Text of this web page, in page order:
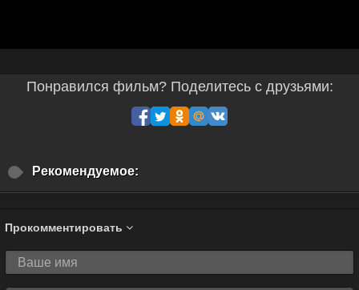
Понравился фильм? Поделитесь с друзьями:
Рекомендуемое:
Прокомментировать